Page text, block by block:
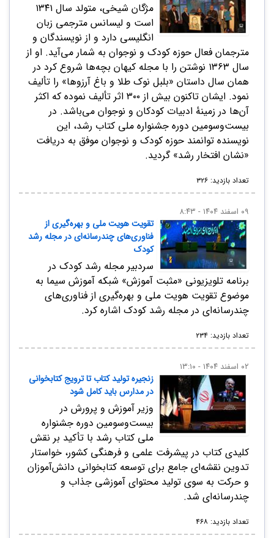
مژگان شیخی، متولد سال ۱۳۴۱
است و لیسانس مترجمی زبان
انگلیسی دارد و از نویسندگان و
مترجمان فعال حوزه‌ کودک و نوجوان به شمار می‌آید. او از
سال ۱۳۶۳ نوشتن را با مجله‌ کیهان بچه‌ها شروع کرد در
همان سال داستان «بلبل نوک طلا و باغ آرزوها» را تألیف
نمود. ایشان تاکنون بیش از ۳۰۰ اثر تألیف نموده‌ که اکثر
آن‌ها در زمینهٔ ادبیات کودکان و نوجوان می‌باشد. در
بیست‌وسومین دوره جشنواره ملی کتاب رشد، این
نویسنده توانمند حوزه کودک و نوجوان موفق به دریافت
«نشان افتخار رشد» گردید.
تعداد بازدید: ۳۲۶
۰۹ اسفند ۱۴۰۴ - ۸:۴۳
تقویت هویت ملی و بهره‌گیری از
فناوری‌های چندرسانه‌ای در مجله رشد
کودک
سردبیر مجله رشد کودک در
برنامه تلویزیونی «مثبت آموزش» شبکه آموزش سیما به
موضوع تقویت هویت ملی و بهره‌گیری از فناوری‌های
چندرسانه‌ای در مجله رشد کودک اشاره کرد.
تعداد بازدید: ۲۳۴
۰۲ اسفند ۱۴۰۴ - ۱۳:۱۰
زنجیره تولید کتاب تا ترویج کتابخوانی
در مدارس باید کامل شود
وزیر آموزش و پرورش در
بیست‌وسومین دوره جشنواره
ملی کتاب رشد با تأکید بر نقش
کلیدی کتاب در پیشرفت علمی و فرهنگی کشور، خواستار
تدوین نقشه‌ای جامع برای توسعه کتابخوانی دانش‌آموزان
و حرکت به سوی تولید محتوای آموزشی جذاب و
چندرسانه‌ای شد.
تعداد بازدید: ۴۶۸